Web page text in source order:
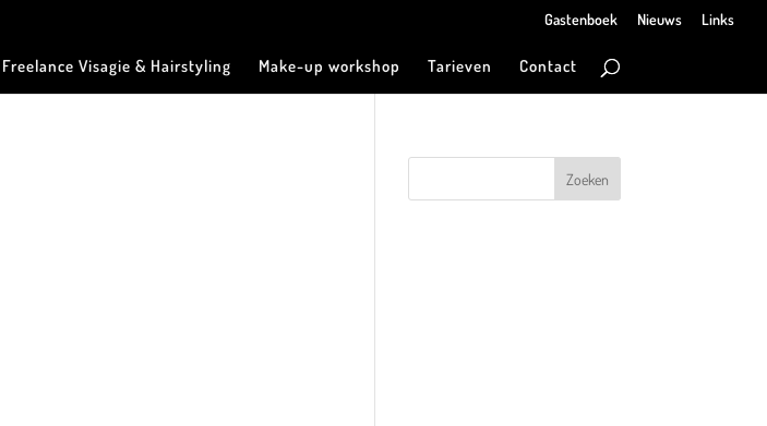
Gastenboek Nieuws Links
Freelance Visagie & Hairstyling Make-up workshop Tarieven Contact